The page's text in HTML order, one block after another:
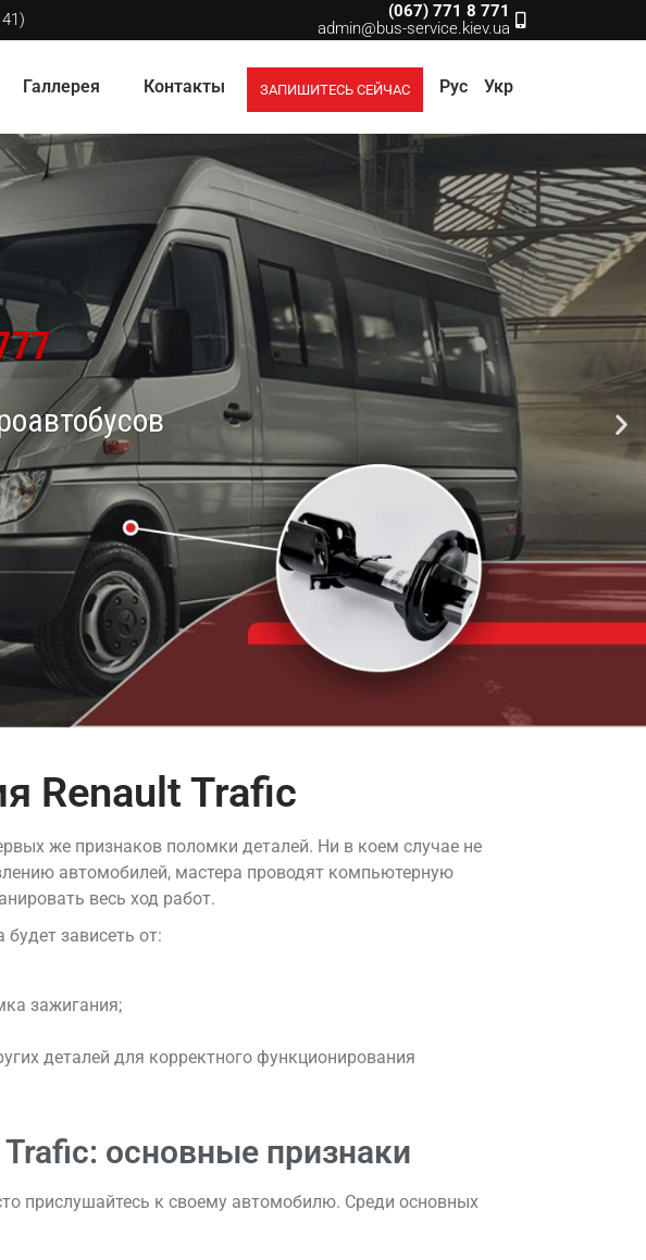
(067) 771 8 771
admin@bus-service.kiev.ua
Галлерея Контакты ЗАПИШИТЕСЬ СЕЙЧАС Рус Укр
Renault Trafic
же признаков поломки деталей. Ни в коем случае не
автомобилей, мастера проводят компьютерную
весь ход работ.
зависеть от:
зажигания;
деталей для корректного функционирования
основные признаки
прислушайтесь к своему автомобилю. Среди основных